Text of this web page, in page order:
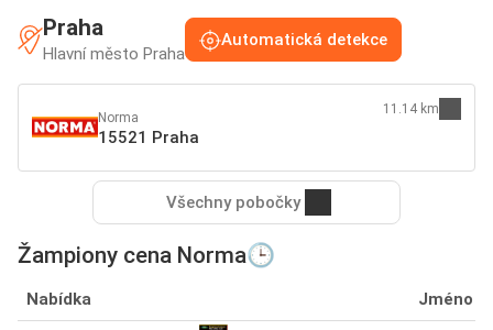
Praha
Hlavní město Praha
Automatická detekce
Norma
15521 Praha
11.14 km
Všechny pobočky
Žampiony cena Norma🕒
Nabídka Jméno